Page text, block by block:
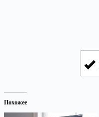
Похожее